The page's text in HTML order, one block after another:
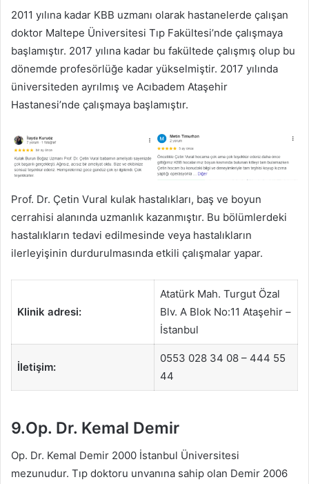
2011 yılına kadar KBB uzmanı olarak hastanelerde çalışan
doktor Maltepe Üniversitesi Tıp Fakültesi’nde çalışmaya
başlamıştır. 2017 yılına kadar bu fakültede çalışmış olup bu
dönemde profesörlüğe kadar yükselmiştir. 2017 yılında
üniversiteden ayrılmış ve Acıbadem Ataşehir
Hastanesi’nde çalışmaya başlamıştır.
Prof. Dr. Çetin Vural kulak hastalıkları, baş ve boyun
cerrahisi alanında uzmanlık kazanmıştır. Bu bölümlerdeki
hastalıkların tedavi edilmesinde veya hastalıkların
ilerleyişinin durdurulmasında etkili çalışmalar yapar.
Klinik adresi:
Atatürk Mah. Turgut Özal
Blv. A Blok No:11 Ataşehir –
İstanbul
İletişim:
0553 028 34 08 – 444 55
44
9.Op. Dr. Kemal Demir
Op. Dr. Kemal Demir 2000 İstanbul Üniversitesi
mezunudur. Tıp doktoru unvanına sahip olan Demir 2006